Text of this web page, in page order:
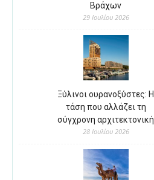
Βράχων
29 Ιουλίου 2026
Ξύλινοι ουρανοξύστες: Η
τάση που αλλάζει τη
σύγχρονη αρχιτεκτονική
28 Ιουλίου 2026